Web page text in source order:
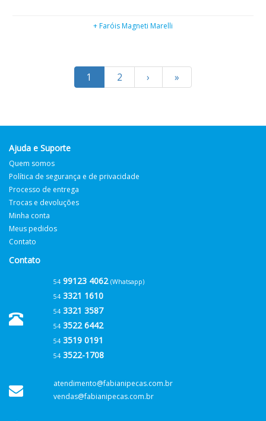
+ Faróis Magneti Marelli
1 2 › »
Ajuda e Suporte
Quem somos
Política de segurança e de privacidade
Processo de entrega
Trocas e devoluções
Minha conta
Meus pedidos
Contato
Contato
5499123 4062 (Whatsapp)
543321 1610
543321 3587
543522 6442
543519 0191
543522-1708
atendimento@fabianipecas.com.br
vendas@fabianipecas.com.br